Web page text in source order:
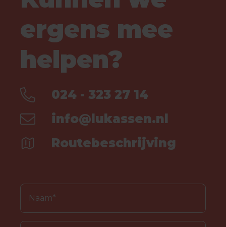
ergens mee
helpen?
024 - 323 27 14
info@lukassen.nl
Routebeschrijving